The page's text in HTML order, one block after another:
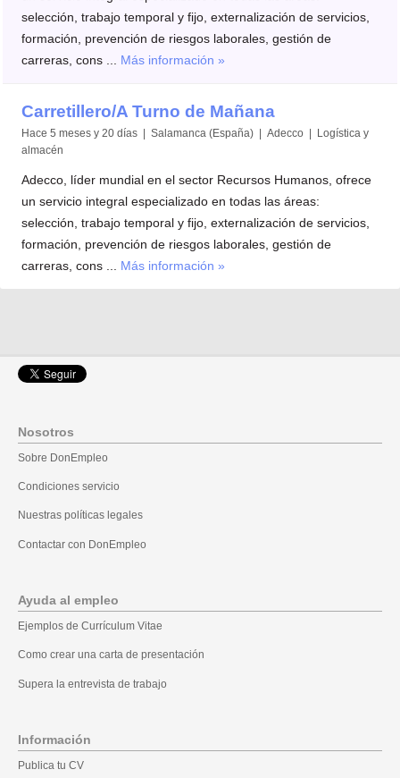
selección, trabajo temporal y fijo, externalización de servicios,
formación, prevención de riesgos laborales, gestión de
carreras, cons ... Más información »
Carretillero/A Turno de Mañana
Hace 5 meses y 20 días | Salamanca (España) | Adecco | Logística y
almacén
Adecco, líder mundial en el sector Recursos Humanos, ofrece
un servicio integral especializado en todas las áreas:
selección, trabajo temporal y fijo, externalización de servicios,
formación, prevención de riesgos laborales, gestión de
carreras, cons ... Más información »
Nosotros
Sobre DonEmpleo
Condiciones servicio
Nuestras políticas legales
Contactar con DonEmpleo
Ayuda al empleo
Ejemplos de Currículum Vitae
Como crear una carta de presentación
Supera la entrevista de trabajo
Información
Publica tu CV